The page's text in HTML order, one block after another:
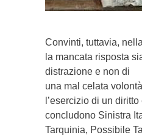
Convinti, tuttavia,
la mancata risposta
distrazione e non di
una mal celata
l’esercizio di un
concludono Sinistra
Tarquinia, Possibile